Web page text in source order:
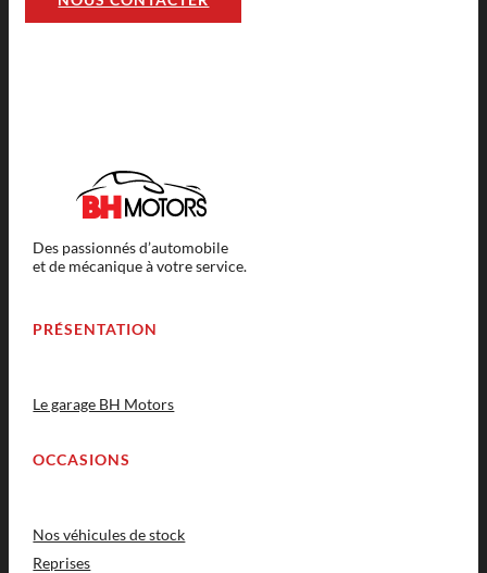
Des passionnés d’automobile
et de mécanique à votre service.
PRÉSENTATION
Le garage BH Motors
OCCASIONS
Nos véhicules de stock
Reprises